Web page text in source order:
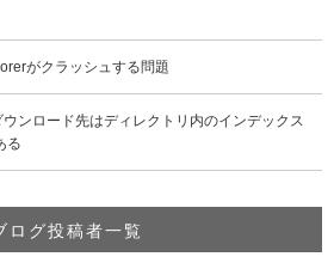
がクラッシュする問題
ンロード先はディレクトリ内のインデックス
る
ログ投稿者一覧